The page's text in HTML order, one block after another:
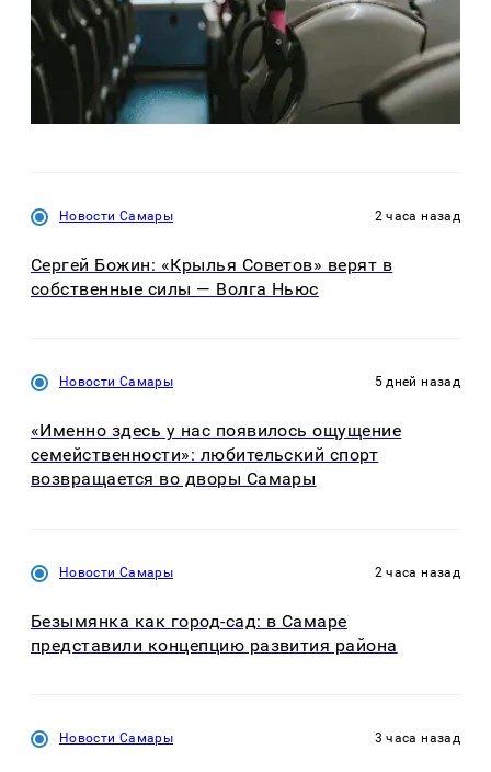
Новости Самары 2 часа назад
Сергей Божин: «Крылья Советов» верят в
собственные силы — Волга Ньюс
Новости Самары 5 дней назад
«Именно здесь у нас появилось ощущение
семейственности»: любительский спорт
возвращается во дворы Самары
Новости Самары 2 часа назад
Безымянка как город-сад: в Самаре
представили концепцию развития района
Новости Самары 3 часа назад